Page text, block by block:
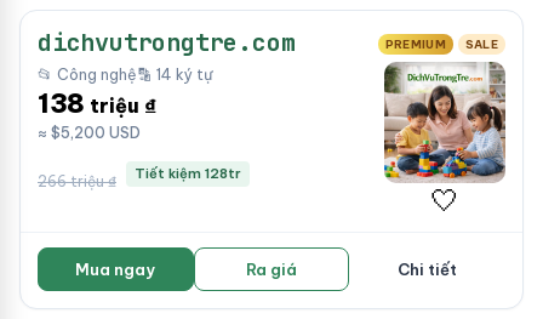
dichvutrongtre.com PREMIUM SALE
📂 Công nghệ🔡 14 ký tự
138 triệu ₫
≈ $5,200 USD
266 triệu ₫ Tiết kiệm 128tr
🤍
Mua ngay Ra giá Chi tiết